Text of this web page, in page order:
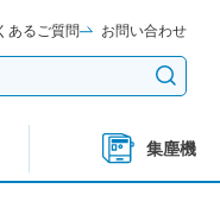
あるご質問 お問い合わせ
集塵機